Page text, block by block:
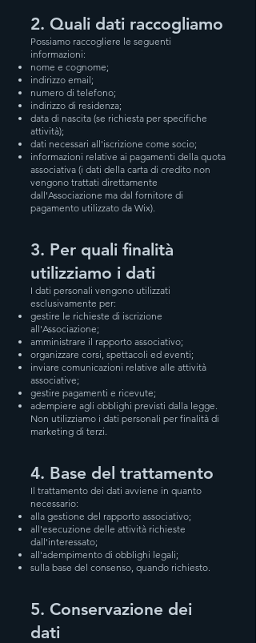
2. Quali dati raccogliamo
Possiamo raccogliere le seguenti
informazioni:
nome e cognome;
indirizzo email;
numero di telefono;
indirizzo di residenza;
data di nascita (se richiesta per specifiche
attività);
dati necessari all'iscrizione come socio;
informazioni relative ai pagamenti della quota
associativa (i dati della carta di credito non
vengono trattati direttamente
dall'Associazione ma dal fornitore di
pagamento utilizzato da Wix).
3. Per quali finalità
utilizziamo i dati
I dati personali vengono utilizzati
esclusivamente per:
gestire le richieste di iscrizione
all'Associazione;
amministrare il rapporto associativo;
organizzare corsi, spettacoli ed eventi;
inviare comunicazioni relative alle attività
associative;
gestire pagamenti e ricevute;
adempiere agli obblighi previsti dalla legge.
Non utilizziamo i dati personali per finalità di
marketing di terzi.
4. Base del trattamento
Il trattamento dei dati avviene in quanto
necessario:
alla gestione del rapporto associativo;
all'esecuzione delle attività richieste
dall'interessato;
all'adempimento di obblighi legali;
sulla base del consenso, quando richiesto.
5. Conservazione dei
dati